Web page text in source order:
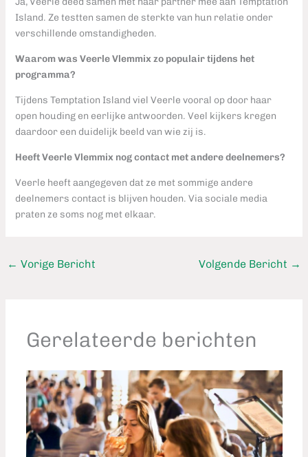
Island. Ze testten samen de sterkte van hun relatie onder
verschillende omstandigheden.
Waarom was Veerle Vlemmix zo populair tijdens het
programma?
Tijdens Temptation Island viel Veerle vooral op door haar
open houding en eerlijke antwoorden. Veel kijkers kregen
daardoor een duidelijk beeld van wie zij is.
Heeft Veerle Vlemmix nog contact met andere deelnemers?
Veerle heeft aangegeven dat ze met sommige andere
deelnemers contact is blijven houden. Via sociale media
praten ze soms nog met elkaar.
← Vorige Bericht Volgende Bericht →
Gerelateerde berichten